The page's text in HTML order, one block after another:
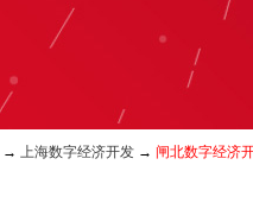
→ 上海数字经济开发 → 闸北数字经济